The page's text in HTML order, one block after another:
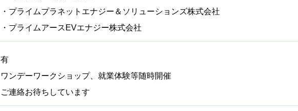
・プライムプラネットエナジー＆ソリューションズ株式会社
・プライムアースEVエナジー株式会社
有
ワンデーワークショップ、就業体験等随時開催
ご連絡お待ちしています